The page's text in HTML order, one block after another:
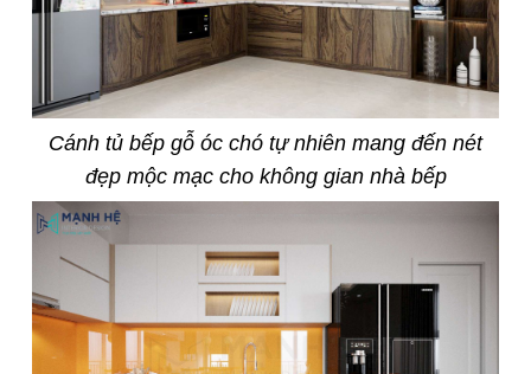
Cánh tủ bếp gỗ óc chó tự nhiên mang đến nét
đẹp mộc mạc cho không gian nhà bếp